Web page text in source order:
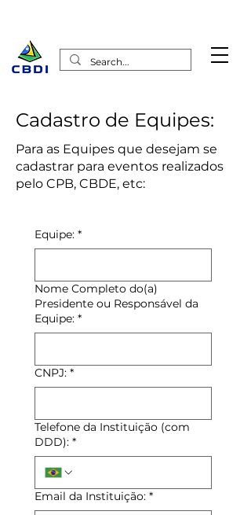
Cadastro de Equipes:
Para as Equipes que desejam se
cadastrar para eventos realizados
pelo CPB, CBDE, etc:
Equipe: *
Nome Completo do(a)
Presidente ou Responsável da
Equipe: *
CNPJ: *
Telefone da Instituição (com
DDD): *
Email da Instituição: *